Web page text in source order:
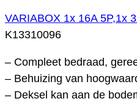
VARIABOX 1x 16A 5P,1x
K13310096
– Compleet bedraad,
– Behuizing van
– Deksel kan aan de